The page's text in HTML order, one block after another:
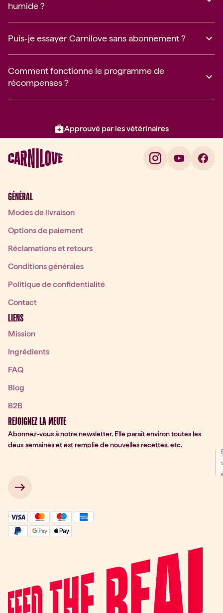
humide ?
Puis-je essayer Carnilove sans abonnement ?
Comment fonctionne le programme de
récompenses ?
Approuvé par les vétérinaires
Élément 2 sur 3: Approuvé par
GÉNÉRAL
Modes de livraison
Options de paiement
Réclamations et retours
Conditions générales
Politique de confidentialité
Contact
LIENS
Mission
Ingrédients
FAQ
Blog
B2B
REJOIGNEZ LA MEUTE
Abonnez-vous à notre newsletter. Elle paraît environ toutes les
deux semaines et est remplie de nouvelles recettes, etc.
Signup
→